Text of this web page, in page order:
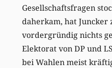
Gesellschaftsfragen
daherkam, hat Juncker
vordergründig nichts
Elektorat von DP und
bei Wahlen meist